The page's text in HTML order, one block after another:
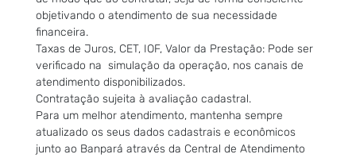
objetivando o atendimento de sua necessidade
financeira.
Taxas de Juros, CET, IOF, Valor da Prestação: Pode ser
verificado na simulação da operação, nos canais de
atendimento disponibilizados.
Contratação sujeita à avaliação cadastral.
Para um melhor atendimento, mantenha sempre
atualizado os seus dados cadastrais e econômicos
junto ao Banpará através da Central de Atendimento